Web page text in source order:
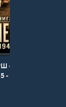
– 1943.
- Барчук